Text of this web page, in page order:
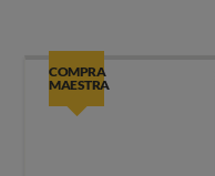
COMPRA
MAESTRA